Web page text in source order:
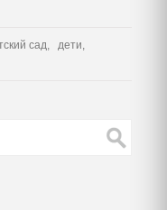
сад,
дети,